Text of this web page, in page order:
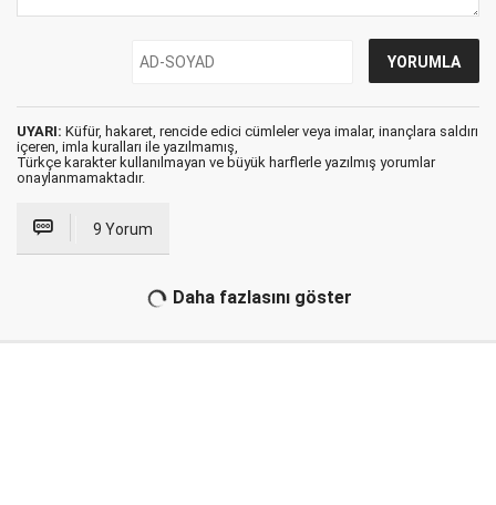
UYARI: Küfür, hakaret, rencide edici cümleler veya imalar, inançlara saldırı
içeren, imla kuralları ile yazılmamış,
Türkçe karakter kullanılmayan ve büyük harflerle yazılmış yorumlar
onaylanmamaktadır.
9 Yorum
Daha fazlasını göster